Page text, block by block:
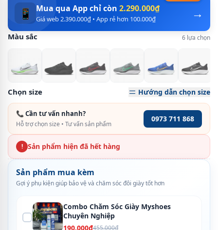
→
📱 Mua qua App chỉ còn 2.290.000₫
Giá web 2.390.000₫ • App rẻ hơn 100.000₫
Màu sắc 6 lựa chọn
Chọn size Hướng dẫn chọn size
📞 Cần tư vấn nhanh?
Hỗ trợ chọn size • Tư vấn sản phẩm
0973 711 868
! Sản phẩm hiện đã hết hàng
Sản phẩm mua kèm
Gợi ý phụ kiện giúp bảo vệ và chăm sóc đôi giày tốt hơn
Combo Chăm Sóc Giày Myshoes
Chuyên Nghiệp
190.000₫455.000₫